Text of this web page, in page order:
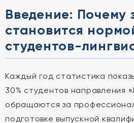
Введение: Почему
становится
студентов-
Каждый год статистика
30% студентов направления
обращаются за
подготовке выпускной